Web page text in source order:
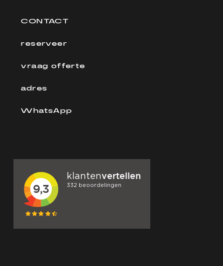
CONTACT
reserveer
vraag offerte
adres
WhatsApp